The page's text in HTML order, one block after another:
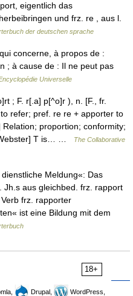
eigentlich das
und frz. re , aus l.
der deutschen sprache
concerne, à propos de :
; à cause de : Il ne peut pas
Universelle
; F. r[.a] p[^o]r ), n. [F., fr.
refer; pref. re re + apporter to
proportion; conformity;
T is… …
The Collaborative
Meldung«: Das
Jh.s aus gleichbed. frz. rapport
frz. rapporter
ist eine Bildung mit dem
18+
Drupal,
WordPress,